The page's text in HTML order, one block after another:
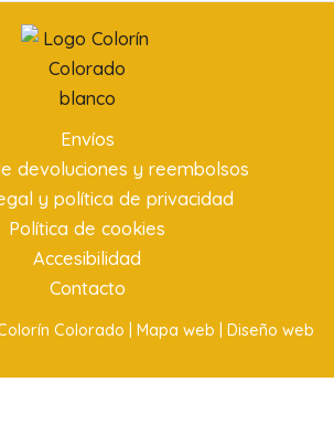
Envíos
devoluciones y reembolsos
y política de privacidad
Política de cookies
Accesibilidad
Contacto
Colorado | Mapa web | Diseño web